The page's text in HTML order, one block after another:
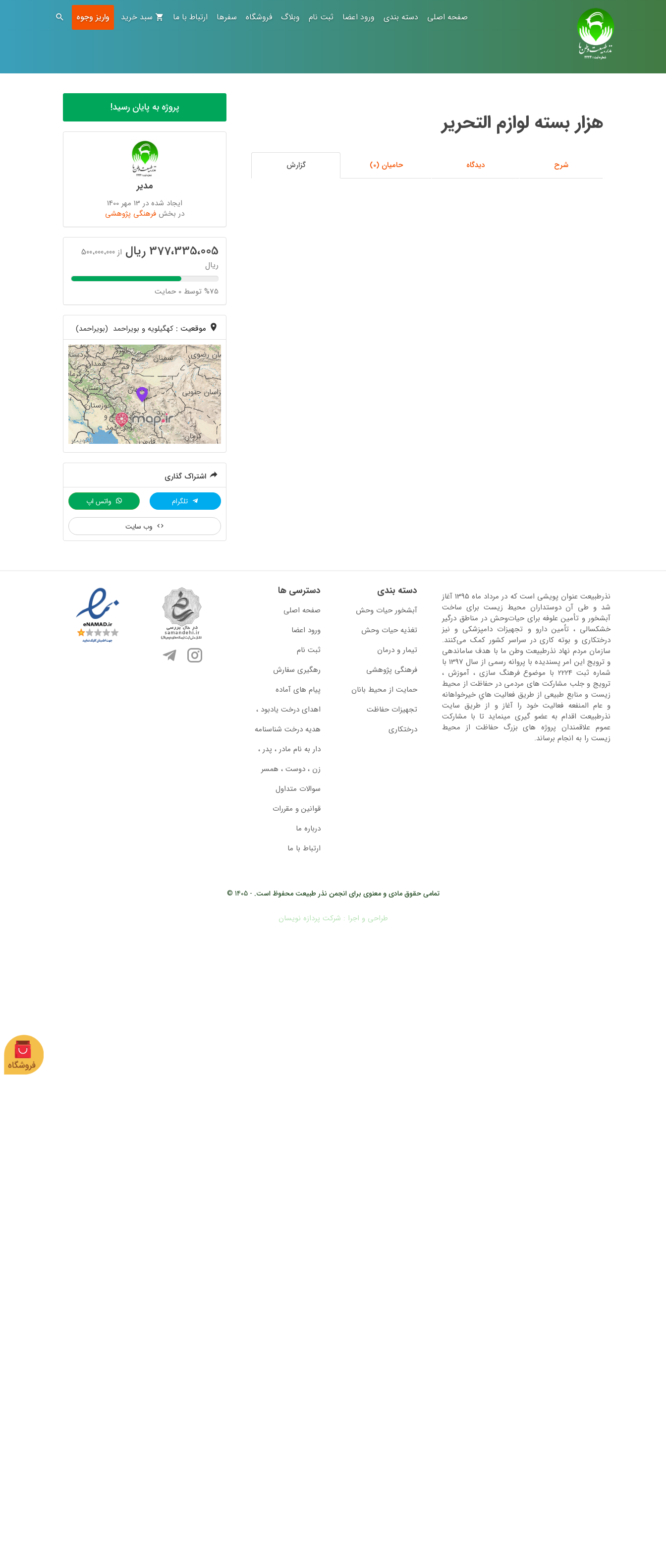
صفحه اصلی دسته بندی ورود اعضا ثبت نام وبلاگ فروشگاه سفرها ارتباط با ما سبد خرید واریز وجوه
هزار بسته لوازم التحریر
شرح دیدگاه حامیان (0) گزارش
پروژه به پایان رسید!
مدیر
ایجاد شده در 13 مهر 1400
در بخش فرهنگی پژوهشی
377،335،005 ریال
از 500،000،000
ریال
%75 توسط 0 حمایت
موقعیت : کهگیلویه و بویراحمد (بویراحمد)
اشتراک گذاری
تلگرام واتس اپ
وب سایت
نذرطبیعت عنوان پویشی است که در مرداد ماه 1395 آغاز
شد و طی آن دوستداران محیط زیست برای ساخت
آبشخور و تأمین علوفه برای حیات‌وحش در مناطق درگیر
خشکسالی ، تاٌمین دارو و تجهیزات دامپزشکی و نیز
درختکاری و بوته کاری در سراسر کشور کمک می‌کنند.
سازمان مردم نهاد نذرطبیعت وطن ما با هدف ساماندهی
و ترویج این امر پسندیده با پروانه رسمی از سال 1397 با
شماره ثبت 2224 با موضوع فرهنگ سازی ، آموزش ،
ترویج و جلب مشارکت های مردمی در حفاظت از محیط
زیست و منابع طبیعی از طریق فعالیت هاي خیرخواهانه
و عام المنفعه فعالیت خود را آغاز و از طریق سایت
نذرطبیعت اقدام به عضو گیری مینماید تا با مشارکت
عموم علاقمندان پروژه های بزرگ حفاظت از محیط
زیست را به انجام برساند.
دسته بندی
آبشخور حیات وحش
تغذیه حیات وحش
تیمار و درمان
فرهنگی پژوهشی
حمایت از محیط بانان
تجهیزات حفاظت
درختکاری
دسترسی ها
صفحه اصلی
ورود اعضا
ثبت نام
رهگیری سفارش
پیام های آماده
اهدای درخت یادبود ،‌
هدیه درخت شناسنامه
دار به نام مادر ، پدر ،
زن ، دوست ، همسر
سوالات متداول
قوانین و مقررات
درباره ما
ارتباط با ما
تمامی حقوق مادی و معنوی برای انجمن نذر طبیعت محفوظ است. - 1405 ©
طراحی و اجرا : شرکت پردازه نویسان